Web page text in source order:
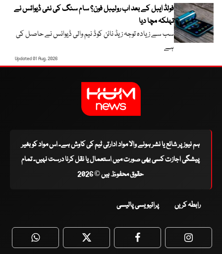
فولڈ ایبل کے بعد اب رولیبل فون؟ سام سنگ کی نئی ڈیوائس نے
تہلکہ مچا دیا
سب سے زیادہ توجہ زیڈ نائن کوڈ نیم والی ڈیوائس نے حاصل کی
ہے
Updated 01 Aug, 2026
ہم نیوز پر شائع یا نشر ہونے والا مواد ادارتی ٹیم کی کاوش ہے۔ اس مواد کو بغیر
پیشگی اجازت کسی بھی صورت میں استعمال یا نقل کرنا درست نہیں۔ تمام
حقوق محفوظ ہیں © 2026
رابطہ کریں پرائیویسی پالیسی
WhatsApp Twitter Facebook